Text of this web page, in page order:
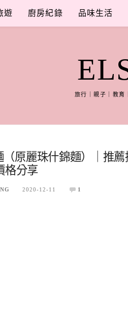
遊 廚房紀錄 品味生活
旅行｜親子｜教育
原麗珠什錦麵）｜推
格分享
2020-12-11 1